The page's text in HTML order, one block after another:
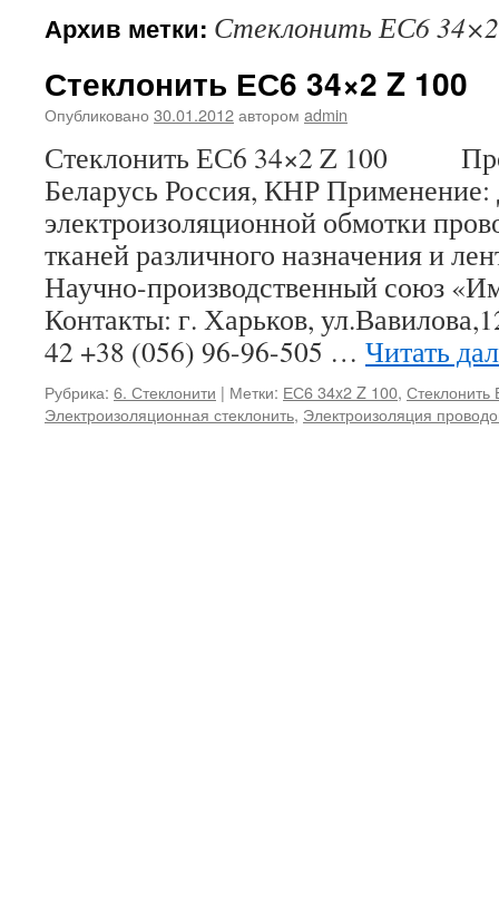
Архив метки: Стеклонить ЕС6
Стеклонить ЕС6 34×2 Z 100
Опубликовано 30.01.2012автором admin
Стеклонить ЕС6 34×2 Z 100
Беларусь Россия, КНР
электроизоляционной обмотки
тканей различного назначения и
Научно-производственный союз
Контакты: г. Харьков,
42 +38 (056) 96-96-505 … Читать
Рубрика: 6. Стеклонити | Метки: ЕС6 34x2 Z 100,
Электроизоляционная стеклонить, Электроизоляция